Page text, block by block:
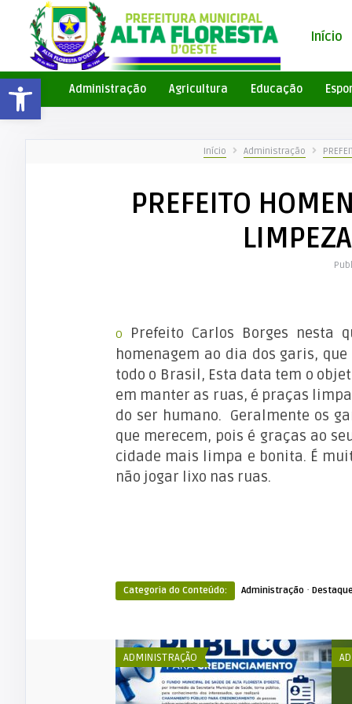
Barra de Ferramentas Aberta
Início
Administração Agricultura Educação
Início Administração
PREFEITO
O
Prefeito Carlos Borges nesta
homenagem ao dia dos garis,
todo o Brasil, Esta data tem o
em manter as ruas, é praças
do ser humano. Geralmente os
que merecem, pois é graças ao
cidade mais limpa e bonita. É
não jogar lixo nas ruas.
Categoria do Conteúdo: Administração ·
ADMINISTRAÇÃO